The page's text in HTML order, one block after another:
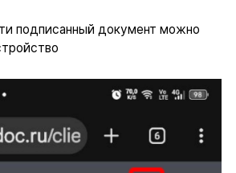
подписанный документ можно